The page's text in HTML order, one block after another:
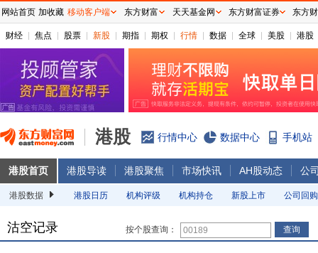
财经 焦点 股票 新股 期指 期权 行情 数据 全球 美股 港股
港股 行情中心 数据中心 手机站
港股首页 港股导读 港股聚焦 市场快讯 AH股动态 公
港股数据 港股日历 机构评级 机构持仓 新股上市 公司回购
沽空记录 按个股查询：
网站首页 加收藏 移动客户端 东方财富 天天基金网 东方财富证券 东方